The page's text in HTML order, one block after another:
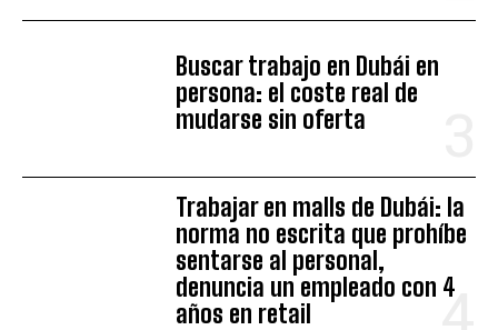
Buscar trabajo en Dubái en
persona: el coste real de
mudarse sin oferta
Trabajar en malls de Dubái: la
norma no escrita que prohíbe
sentarse al personal,
denuncia un empleado con 4
años en retail